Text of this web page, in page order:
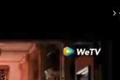
arrow_forward_ios